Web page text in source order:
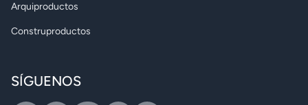
Arquiproductos
Construproductos
SÍGUENOS